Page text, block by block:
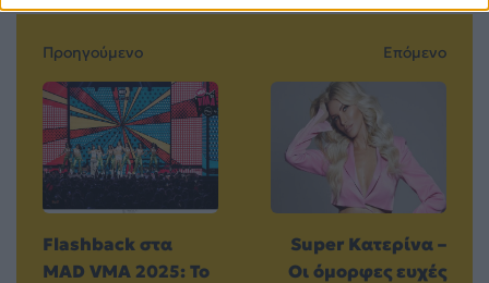
Προηγούμενο
Flashback στα
MAD VMA 2025: Το
Επόμενο
Super Κατερίνα –
Οι όμορφες ευχές